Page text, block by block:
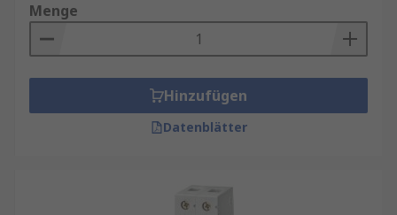
Menge
Hinzufügen
Datenblätter